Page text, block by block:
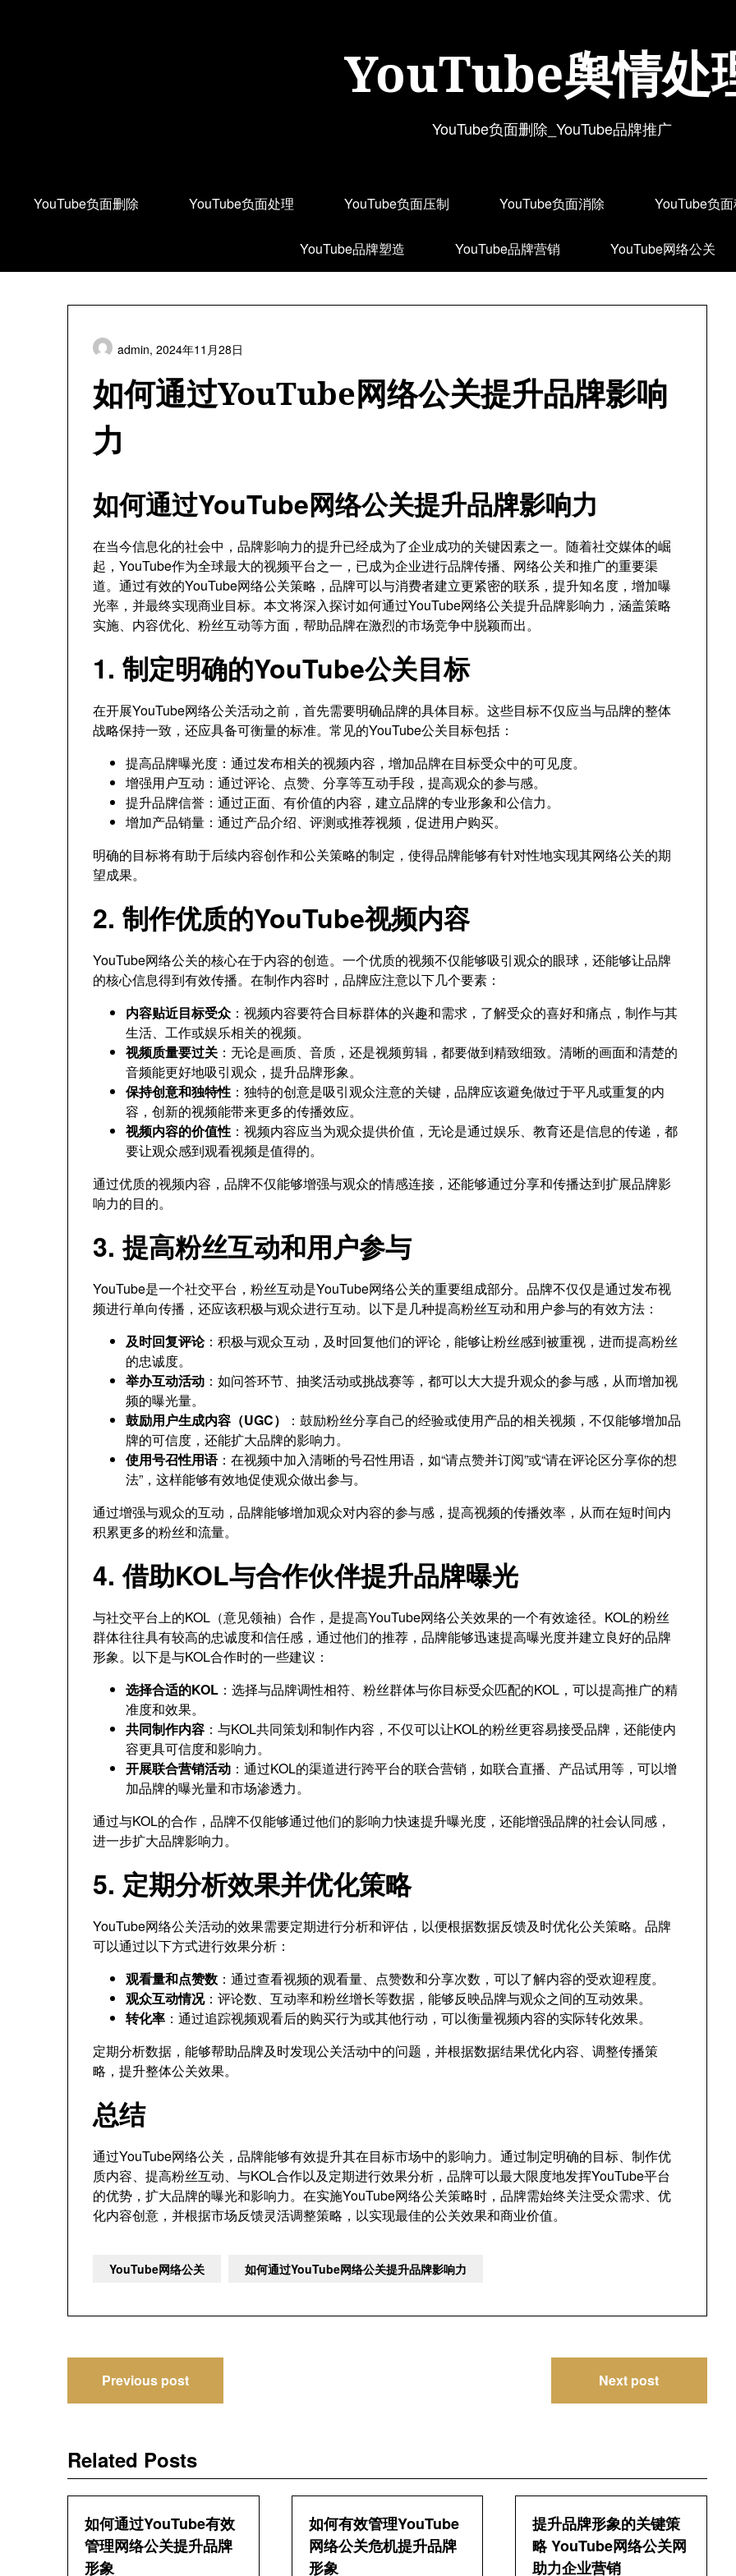
YouTube舆情处
YouTube负面删除_YouTube品牌推广
YouTube负面删除 YouTube负面处理 YouTube负面压制 YouTube负面消除 YouTube负
YouTube品牌塑造 YouTube品牌营销 YouTube网络公关
如何通过YouTube网络公关提升品牌影响
力
admin, 2024年11月28日
如何通过YouTube网络公关提升品牌影响力
在当今信息化的社会中，品牌影响力的提升已经成为了企业成功的关键因素之一。随着社交媒体的崛
起，YouTube作为全球最大的视频平台之一，已成为企业进行品牌传播、网络公关和推广的重要渠
道。通过有效的YouTube网络公关策略，品牌可以与消费者建立更紧密的联系，提升知名度，增加曝
光率，并最终实现商业目标。本文将深入探讨如何通过YouTube网络公关提升品牌影响力，涵盖策略
实施、内容优化、粉丝互动等方面，帮助品牌在激烈的市场竞争中脱颖而出。
1. 制定明确的YouTube公关目标
在开展YouTube网络公关活动之前，首先需要明确品牌的具体目标。这些目标不仅应当与品牌的整体
战略保持一致，还应具备可衡量的标准。常见的YouTube公关目标包括：
提高品牌曝光度：通过发布相关的视频内容，增加品牌在目标受众中的可见度。
增强用户互动：通过评论、点赞、分享等互动手段，提高观众的参与感。
提升品牌信誉：通过正面、有价值的内容，建立品牌的专业形象和公信力。
增加产品销量：通过产品介绍、评测或推荐视频，促进用户购买。
明确的目标将有助于后续内容创作和公关策略的制定，使得品牌能够有针对性地实现其网络公关的期
望成果。
2. 制作优质的YouTube视频内容
YouTube网络公关的核心在于内容的创造。一个优质的视频不仅能够吸引观众的眼球，还能够让品牌
的核心信息得到有效传播。在制作内容时，品牌应注意以下几个要素：
内容贴近目标受众 ：视频内容要符合目标群体的兴趣和需求，了解受众的喜好和痛点，制作与其
生活、工作或娱乐相关的视频。
视频质量要过关 ：无论是画质、音质，还是视频剪辑，都要做到精致细致。清晰的画面和清楚的
音频能更好地吸引观众，提升品牌形象。
保持创意和独特性 ：独特的创意是吸引观众注意的关键，品牌应该避免做过于平凡或重复的内
容，创新的视频能带来更多的传播效应。
视频内容的价值性 ：视频内容应当为观众提供价值，无论是通过娱乐、教育还是信息的传递，都
要让观众感到观看视频是值得的。
通过优质的视频内容，品牌不仅能够增强与观众的情感连接，还能够通过分享和传播达到扩展品牌影
响力的目的。
3. 提高粉丝互动和用户参与
YouTube是一个社交平台，粉丝互动是YouTube网络公关的重要组成部分。品牌不仅仅是通过发布视
频进行单向传播，还应该积极与观众进行互动。以下是几种提高粉丝互动和用户参与的有效方法：
及时回复评论：积极与观众互动，及时回复他们的评论，能够让粉丝感到被重视，进而提高粉丝
的忠诚度。
举办互动活动 ：如问答环节、抽奖活动或挑战赛等，都可以大大提升观众的参与感，从而增加视
频的曝光量。
鼓励用户生成内容（UGC）
：鼓励粉丝分享自己的经验或使用产品的相关视频，不仅能够增加品
牌的可信度，还能扩大品牌的影响力。
使用号召性用语：在视频中加入清晰的号召性用语，如“请点赞并订阅”或“请在评论区分享你的想
法”，这样能够有效地促使观众做出参与。
通过增强与观众的互动，品牌能够增加观众对内容的参与感，提高视频的传播效率，从而在短时间内
积累更多的粉丝和流量。
4. 借助KOL与合作伙伴提升品牌曝光
与社交平台上的KOL（意见领袖）合作，是提高YouTube网络公关效果的一个有效途径。KOL的粉丝
群体往往具有较高的忠诚度和信任感，通过他们的推荐，品牌能够迅速提高曝光度并建立良好的品牌
形象。以下是与KOL合作时的一些建议：
选择合适的KOL ：选择与品牌调性相符、粉丝群体与你目标受众匹配的KOL，可以提高推广的精
准度和效果。
共同制作内容 ：与KOL共同策划和制作内容，不仅可以让KOL的粉丝更容易接受品牌，还能使内
容更具可信度和影响力。
开展联合营销活动 ：通过KOL的渠道进行跨平台的联合营销，如联合直播、产品试用等，可以增
加品牌的曝光量和市场渗透力。
通过与KOL的合作，品牌不仅能够通过他们的影响力快速提升曝光度，还能增强品牌的社会认同感，
进一步扩大品牌影响力。
5. 定期分析效果并优化策略
YouTube网络公关活动的效果需要定期进行分析和评估，以便根据数据反馈及时优化公关策略。品牌
可以通过以下方式进行效果分析：
观看量和点赞数 ：通过查看视频的观看量、点赞数和分享次数，可以了解内容的受欢迎程度。
观众互动情况：评论数、互动率和粉丝增长等数据，能够反映品牌与观众之间的互动效果。
转化率 ：通过追踪视频观看后的购买行为或其他行动，可以衡量视频内容的实际转化效果。
定期分析数据，能够帮助品牌及时发现公关活动中的问题，并根据数据结果优化内容、调整传播策
略，提升整体公关效果。
总结
通过YouTube网络公关，品牌能够有效提升其在目标市场中的影响力。通过制定明确的目标、制作优
质内容、提高粉丝互动、与KOL合作以及定期进行效果分析，品牌可以最大限度地发挥YouTube平台
的优势，扩大品牌的曝光和影响力。在实施YouTube网络公关策略时，品牌需始终关注受众需求、优
化内容创意，并根据市场反馈灵活调整策略，以实现最佳的公关效果和商业价值。
YouTube网络公关 如何通过YouTube网络公关提升品牌影响力
章
导
航
Previous post Next post
Related Posts
如何通过YouTube有效
管理网络公关提升品牌
形象
如何有效管理YouTube
网络公关危机提升品牌
形象
提升品牌形象的关键策
略 YouTube网络公关网
助力企业营销